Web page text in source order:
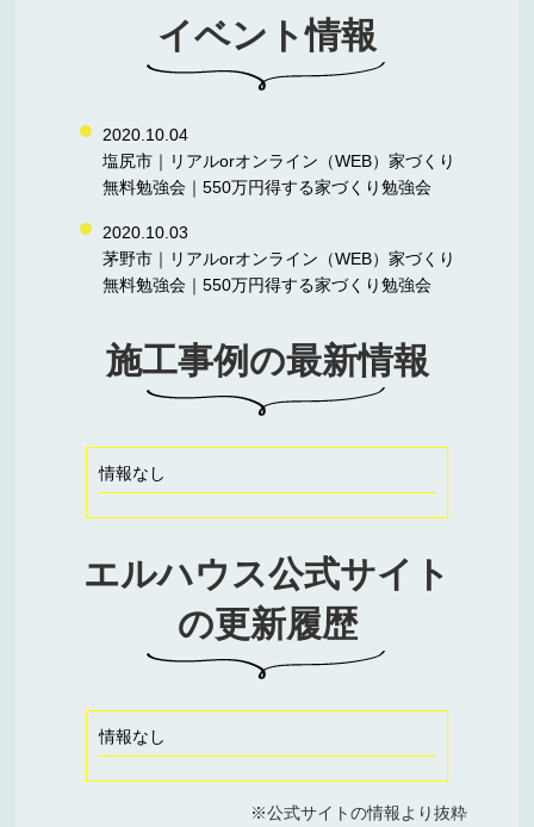
イベント情報
2020.10.04
塩尻市｜リアルorオンライン（WEB）家づくり
無料勉強会｜550万円得する家づくり勉強会
2020.10.03
茅野市｜リアルorオンライン（WEB）家づくり
無料勉強会｜550万円得する家づくり勉強会
施工事例の最新情報
情報なし
エルハウス公式サイト
の更新履歴
情報なし
※公式サイトの情報より抜粋